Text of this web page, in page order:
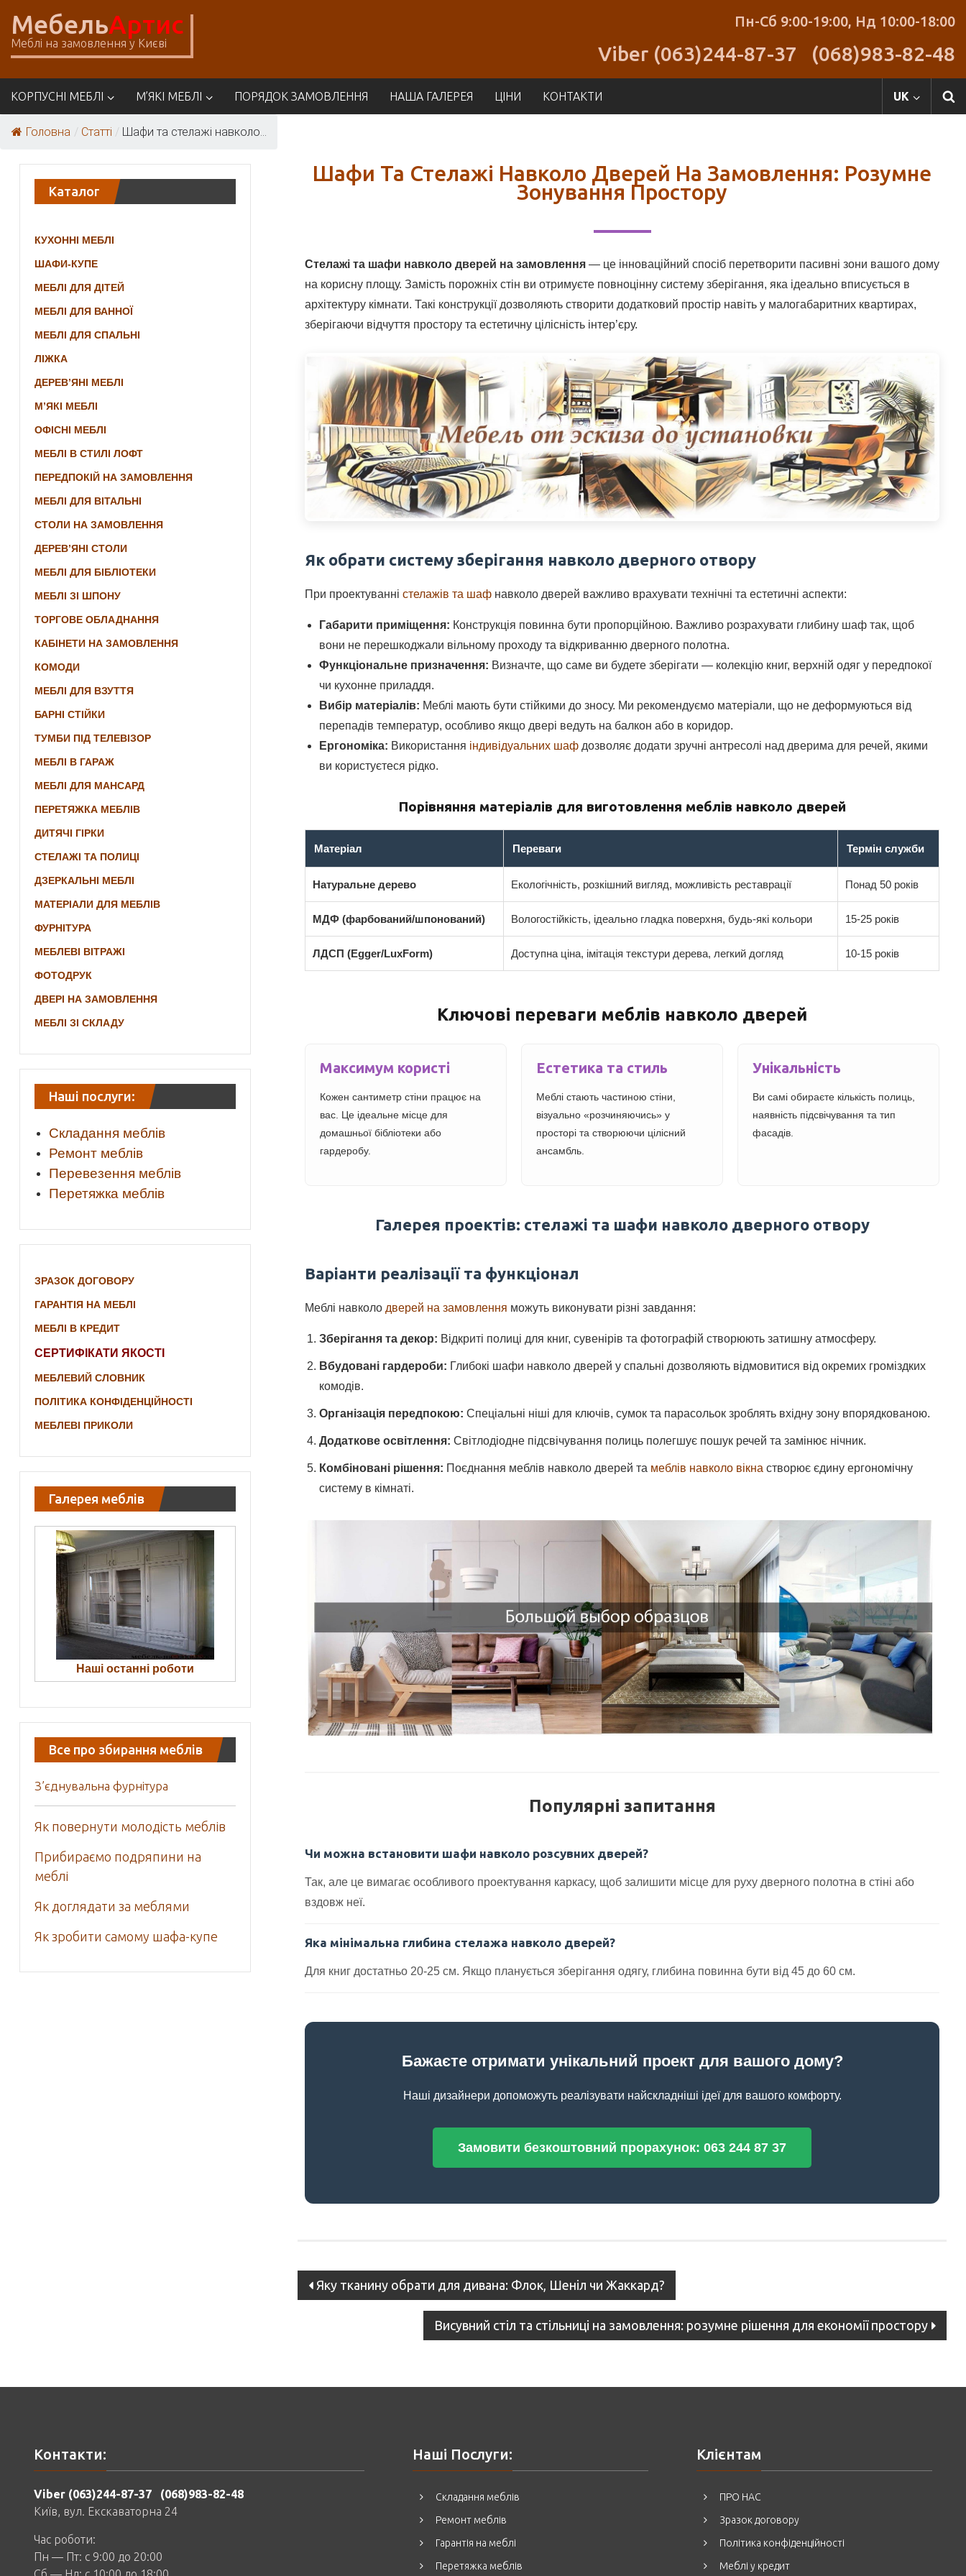
content
МебельАртис
Меблі на замовлення у Києві
Пн-Сб 9:00-19:00, Нд 10:00-18:00
Viber (063)244-87-37 (068)983-82-48
Меблі
Артіс
КОРПУСНІ МЕБЛІ М’ЯКІ МЕБЛІ ПОРЯДОК ЗАМОВЛЕННЯ НАША ГАЛЕРЕЯ ЦІНИ КОНТАКТИ UK
Головна / Статті / Шафи та стелажі навколо...
Шафи Та Стелажі Навколо Дверей На Замовлення: Розумне
Зонування Простору
Стелажі та шафи навколо дверей на замовлення— це інноваційний спосіб перетворити пасивні зони вашого дому
на корисну площу. Замість порожніх стін ви отримуєте повноцінну систему зберігання, яка ідеально вписується в
архітектуру кімнати. Такі конструкції дозволяють створити додатковий простір навіть у малогабаритних квартирах,
зберігаючи відчуття простору та естетичну цілісність інтер’єру.
Як обрати систему зберігання навколо дверного отвору
При проектуванні стелажів та шафнавколо дверей важливо врахувати технічні та естетичні аспекти:
Габарити приміщення: Конструкція повинна бути пропорційною. Важливо розрахувати глибину шаф так, щоб
вони не перешкоджали вільному проходу та відкриванню дверного полотна.
Функціональне призначення: Визначте, що саме ви будете зберігати — колекцію книг, верхній одяг у передпокої
чи кухонне приладдя.
Вибір матеріалів: Меблі мають бути стійкими до зносу. Ми рекомендуємо матеріали, що не деформуються від
перепадів температур, особливо якщо двері ведуть на балкон або в коридор.
Ергономіка: Використання індивідуальних шафдозволяє додати зручні антресолі над дверима для речей, якими
ви користуєтеся рідко.
Порівняння матеріалів для виготовлення меблів навколо дверей
Матеріал Переваги Термін служби
Натуральне дерево Екологічність, розкішний вигляд, можливість реставрації Понад 50 років
МДФ (фарбований/шпонований) Вологостійкість, ідеально гладка поверхня, будь-які кольори 15-25 років
ЛДСП (Egger/LuxForm) Доступна ціна, імітація текстури дерева, легкий догляд 10-15 років
Ключові переваги меблів навколо дверей
Максимум користі
Кожен сантиметр стіни працює на
вас. Це ідеальне місце для
домашньої бібліотеки або
гардеробу.
Естетика та стиль
Меблі стають частиною стіни,
візуально «розчиняючись» у
просторі та створюючи цілісний
ансамбль.
Унікальність
Ви самі обираєте кількість полиць,
наявність підсвічування та тип
фасадів.
Галерея проектів: стелажі та шафи навколо дверного отвору
Варіанти реалізації та функціонал
Меблі навколо дверей на замовлення можуть виконувати різні завдання:
Зберігання та декор: Відкриті полиці для книг, сувенірів та фотографій створюють затишну атмосферу.
Вбудовані гардероби: Глибокі шафи навколо дверей у спальні дозволяють відмовитися від окремих громіздких
комодів.
Організація передпокою: Спеціальні ніші для ключів, сумок та парасольок зроблять вхідну зону впорядкованою.
Додаткове освітлення: Світлодіодне підсвічування полиць полегшує пошук речей та замінює нічник.
Комбіновані рішення: Поєднання меблів навколо дверей та меблів навколо вікна створює єдину ергономічну
систему в кімнаті.
Популярні запитання
Чи можна встановити шафи навколо розсувних дверей?
Так, але це вимагає особливого проектування каркасу, щоб залишити місце для руху дверного полотна в стіні або
вздовж неї.
Яка мінімальна глибина стелажа навколо дверей?
Для книг достатньо 20-25 см. Якщо планується зберігання одягу, глибина повинна бути від 45 до 60 см.
Бажаєте отримати унікальний проект для вашого дому?
Наші дизайнери допоможуть реалізувати найскладніші ідеї для вашого комфорту.
Замовити безкоштовний прорахунок: 063 244 87 37
Post
Яку тканину обрати для дивана: Флок, Шеніл чи Жаккард?
Висувний стіл та стільниці на замовлення: розумне рішення для економії простору
Каталог
КУХОННІ МЕБЛІ
ШАФИ-КУПЕ
МЕБЛІ ДЛЯ ДІТЕЙ
МЕБЛІ ДЛЯ ВАННОЇ
МЕБЛІ ДЛЯ СПАЛЬНІ
ЛІЖКА
ДЕРЕВ’ЯНІ МЕБЛІ
М’ЯКІ МЕБЛІ
ОФІСНІ МЕБЛІ
МЕБЛІ В СТИЛІ ЛОФТ
ПЕРЕДПОКІЙ НА ЗАМОВЛЕННЯ
МЕБЛІ ДЛЯ ВІТАЛЬНІ
СТОЛИ НА ЗАМОВЛЕННЯ
ДЕРЕВ’ЯНІ СТОЛИ
МЕБЛІ ДЛЯ БІБЛІОТЕКИ
МЕБЛІ ЗІ ШПОНУ
ТОРГОВЕ ОБЛАДНАННЯ
КАБІНЕТИ НА ЗАМОВЛЕННЯ
КОМОДИ
МЕБЛІ ДЛЯ ВЗУТТЯ
БАРНІ СТІЙКИ
ТУМБИ ПІД ТЕЛЕВІЗОР
МЕБЛІ В ГАРАЖ
МЕБЛІ ДЛЯ МАНСАРД
ПЕРЕТЯЖКА МЕБЛІВ
ДИТЯЧІ ГІРКИ
СТЕЛАЖІ ТА ПОЛИЦІ
ДЗЕРКАЛЬНІ МЕБЛІ
МАТЕРІАЛИ ДЛЯ МЕБЛІВ
ФУРНІТУРА
МЕБЛЕВІ ВІТРАЖІ
ФОТОДРУК
ДВЕРІ НА ЗАМОВЛЕННЯ
МЕБЛІ ЗІ СКЛАДУ
Наші послуги:
Складання меблів
Ремонт меблів
Перевезення меблів
Перетяжка меблів
ЗРАЗОК ДОГОВОРУ
ГАРАНТІЯ НА МЕБЛІ
МЕБЛІ В КРЕДИТ
СЕРТИФІКАТИ ЯКОСТІ
МЕБЛЕВИЙ СЛОВНИК
ПОЛІТИКА КОНФІДЕНЦІЙНОСТІ
МЕБЛЕВІ ПРИКОЛИ
Галерея меблів
Наші останні роботи
Все про збирання меблів
З’єднувальна фурнітура
Як повернути молодість меблів
Прибираємо подряпини на
меблі
Як доглядати за меблями
Як зробити самому шафа-купе
Контакти:
Viber (063)244-87-37
(068)983-82-48
Київ, вул. Екскаваторна 24
Час роботи:
Пн — Пт: c 9:00 до 20:00
Наші Послуги:
Складання меблів
Ремонт меблів
Гарантія на меблі
Перетяжка меблів
Клієнтам
ПРО НАС
Зразок договору
Політика конфіденційності
Меблі у кредит